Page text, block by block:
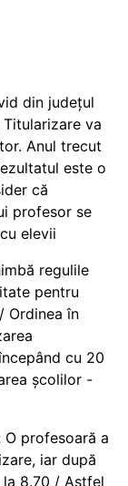
din județul
va
Anul trecut
este o
că
profesor se
elevii
regulile
pentru
Ordinea în
cu 20
școlilor -
O profesoară a
iar după
8.70 / Astfel